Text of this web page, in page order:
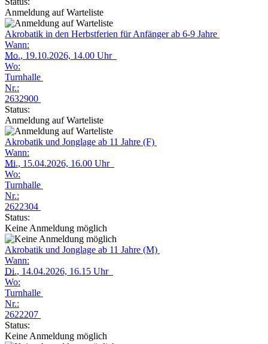
Anmeldung auf Warteliste
Akrobatik in den Herbstferien für Anfänger ab 6-9 Jahre
Wann:
Mo., 19.10.2026, 14.00 Uhr
Wo:
Turnhalle
Nr.:
2632900
Status:
Anmeldung auf Warteliste
Akrobatik und Jonglage ab 11 Jahre (F)
Wann:
Mi., 15.04.2026, 16.00 Uhr
Wo:
Turnhalle
Nr.:
2622304
Status:
Keine Anmeldung möglich
Akrobatik und Jonglage ab 11 Jahre (M)
Wann:
Di., 14.04.2026, 16.15 Uhr
Wo:
Turnhalle
Nr.:
2622207
Status:
Keine Anmeldung möglich